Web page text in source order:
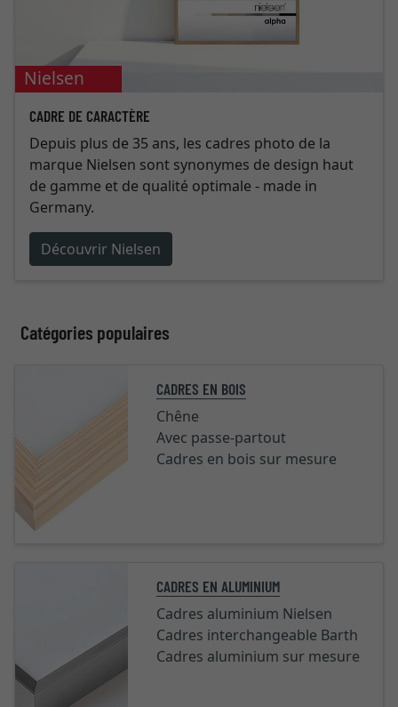
Nielsen
CADRE DE CARACTÈRE
Depuis plus de 35 ans, les cadres photo de la
marque Nielsen sont synonymes de design haut
de gamme et de qualité optimale - made in
Germany.
Découvrir Nielsen
Catégories populaires
CADRES EN BOIS
Chêne
Avec passe-partout
Cadres en bois sur mesure
CADRES EN ALUMINIUM
Cadres aluminium Nielsen
Cadres interchangeable Barth
Cadres aluminium sur mesure